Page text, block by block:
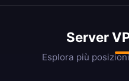
Server
Esplora più